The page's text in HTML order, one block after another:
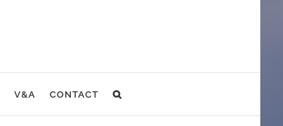
V&A CONTACT